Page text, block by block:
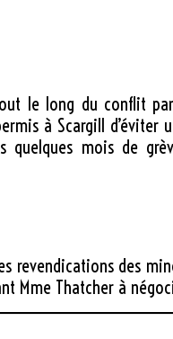
le long du conflit
à Scargill
quelques mois de
revendications des
Mme Thatcher à